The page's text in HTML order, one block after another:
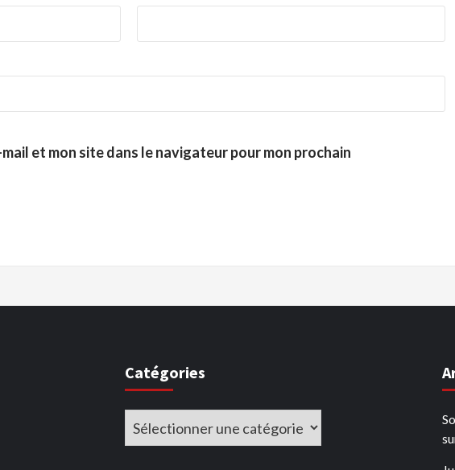
et mon site dans le navigateur pour mon prochain
Catégories
Catégories